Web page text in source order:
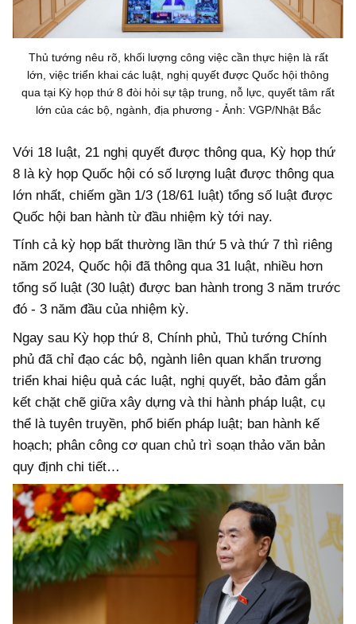
Thủ tướng nêu rõ, khối lượng công việc cần thực hiện là rất
lớn, việc triển khai các luật, nghị quyết được Quốc hội thông
qua tại Kỳ họp thứ 8 đòi hỏi sự tập trung, nỗ lực, quyết tâm rất
lớn của các bộ, ngành, địa phương - Ảnh: VGP/Nhật Bắc
Với 18 luật, 21 nghị quyết được thông qua, Kỳ họp thứ
8 là kỳ họp Quốc hội có số lượng luật được thông qua
lớn nhất, chiếm gần 1/3 (18/61 luật) tổng số luật được
Quốc hội ban hành từ đầu nhiệm kỳ tới nay.
Tính cả kỳ họp bất thường lần thứ 5 và thứ 7 thì riêng
năm 2024, Quốc hội đã thông qua 31 luật, nhiều hơn
tổng số luật (30 luật) được ban hành trong 3 năm trước
đó - 3 năm đầu của nhiệm kỳ.
Ngay sau Kỳ họp thứ 8, Chính phủ, Thủ tướng Chính
phủ đã chỉ đạo các bộ, ngành liên quan khẩn trương
triển khai hiệu quả các luật, nghị quyết, bảo đảm gắn
kết chặt chẽ giữa xây dựng và thi hành pháp luật, cụ
thể là tuyên truyền, phổ biến pháp luật; ban hành kế
hoạch; phân công cơ quan chủ trì soạn thảo văn bản
quy định chi tiết…